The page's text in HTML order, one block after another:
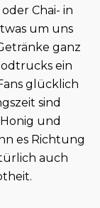
Chai- in
um uns
ganz
ein
glücklich
sind
und
es Richtung
auch